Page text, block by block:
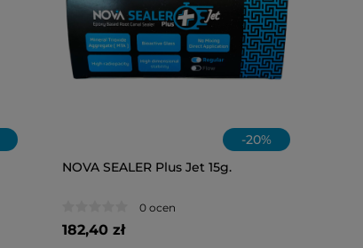
-20%
NOVA SEALER Plus Jet 15g.
0 ocen
182,40 zł